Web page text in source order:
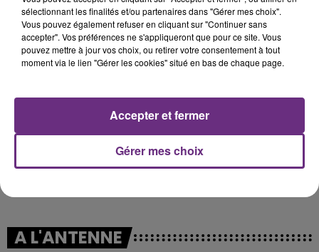
20h42
20h42 20h39
20h39
A L'ANTENNE
sélectionnant les finalités et/ou partenaires dans "Gérer mes choix".
Vous pouvez également refuser en cliquant sur "Continuer sans
accepter". Vos préférences ne s'appliqueront que pour ce site. Vous
pouvez mettre à jour vos choix, ou retirer votre consentement à tout
moment via le lien "Gérer les cookies" situé en bas de chaque page.
Gérer mes choix
Accepter et fermer